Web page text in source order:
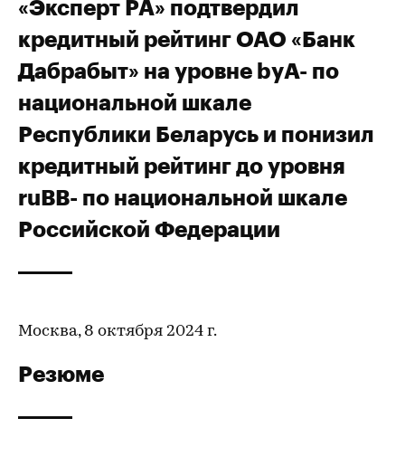
«Эксперт РА» подтвердил
кредитный рейтинг ОАО «Банк
Дабрабыт» на уровне byA- по
национальной шкале
Республики Беларусь и понизил
кредитный рейтинг до уровня
ruBB- по национальной шкале
Российской Федерации
Москва, 8 октября 2024 г.
Резюме